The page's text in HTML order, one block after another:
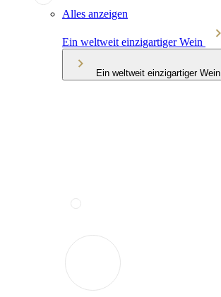
Alles anzeigen
Ein weltweit einzigartiger Wein
Ein weltweit einzigartiger Wein